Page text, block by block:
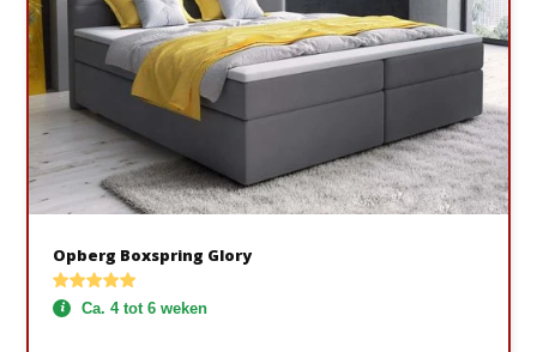
Opberg Boxspring Glory
Ca. 4 tot 6 weken